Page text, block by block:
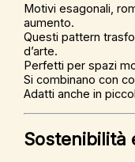
Motivi esagonali,
aumento.
Questi pattern
d’arte.
Perfetti per spazi
Si combinano con
Adatti anche in
Sostenibilità